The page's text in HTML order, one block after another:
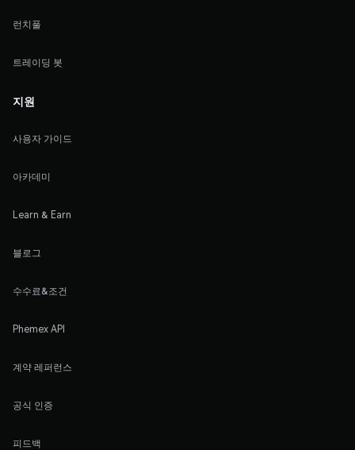
런치풀
트레이딩 봇
지원
사용자 가이드
아카데미
Learn & Earn
블로그
수수료&조건
Phemex API
계약 레퍼런스
공식 인증
피드백